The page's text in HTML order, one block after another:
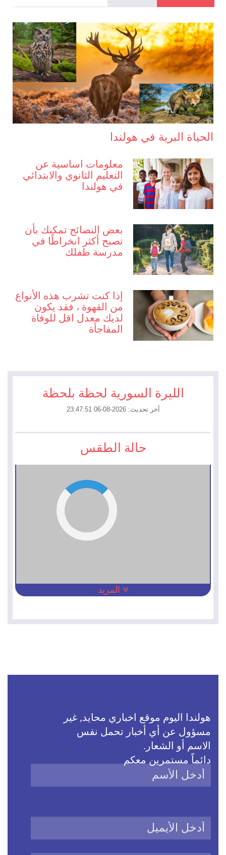
الحياة البرية في هولندا
معلومات اساسية عن
التعليم الثانوي والابتدائي
في هولندا
بعض النصائح تمكنك بأن
تصبح أكثر انخراطًا في
مدرسة طفلك
إذا كنت تشرب هذه الأنواع
من القهوة ، فقد يكون
لديك معدل اقل للوفاة
المفاجأة
الليرة السورية لحظة بلحظة
آخر تحديث: 2026-08-06 23:47:51
حالة الطقس
المزيد
هولندا اليوم موقع اخباري محايد, غير
مسؤول عن أي أخبار تحمل نفس
الاسم أو الشعار.
دائماً مستمرين معكم